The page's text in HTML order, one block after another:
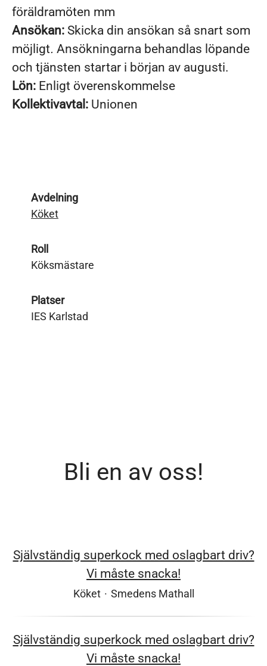
föräldramöten mm
Ansökan: Skicka din ansökan så snart som
möjligt. Ansökningarna behandlas löpande
och tjänsten startar i början av augusti.
Lön: Enligt överenskommelse
Kollektivavtal: Unionen
Avdelning
Köket
Roll
Köksmästare
Platser
IES Karlstad
Bli en av oss!
Självständig superkock med oslagbart driv?
Vi måste snacka!
Köket · Smedens Mathall
Självständig superkock med oslagbart driv?
Vi måste snacka!